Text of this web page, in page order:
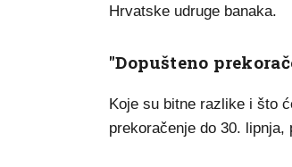
Hrvatske udruge banaka.
"Dopušteno
Koje su bitne razlike i što
prekoračenje do 30.